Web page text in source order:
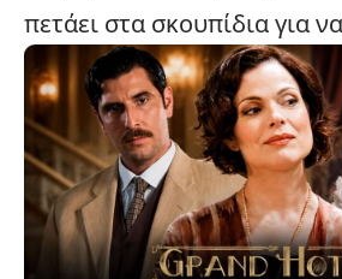
πετάει στα σκουπίδια για